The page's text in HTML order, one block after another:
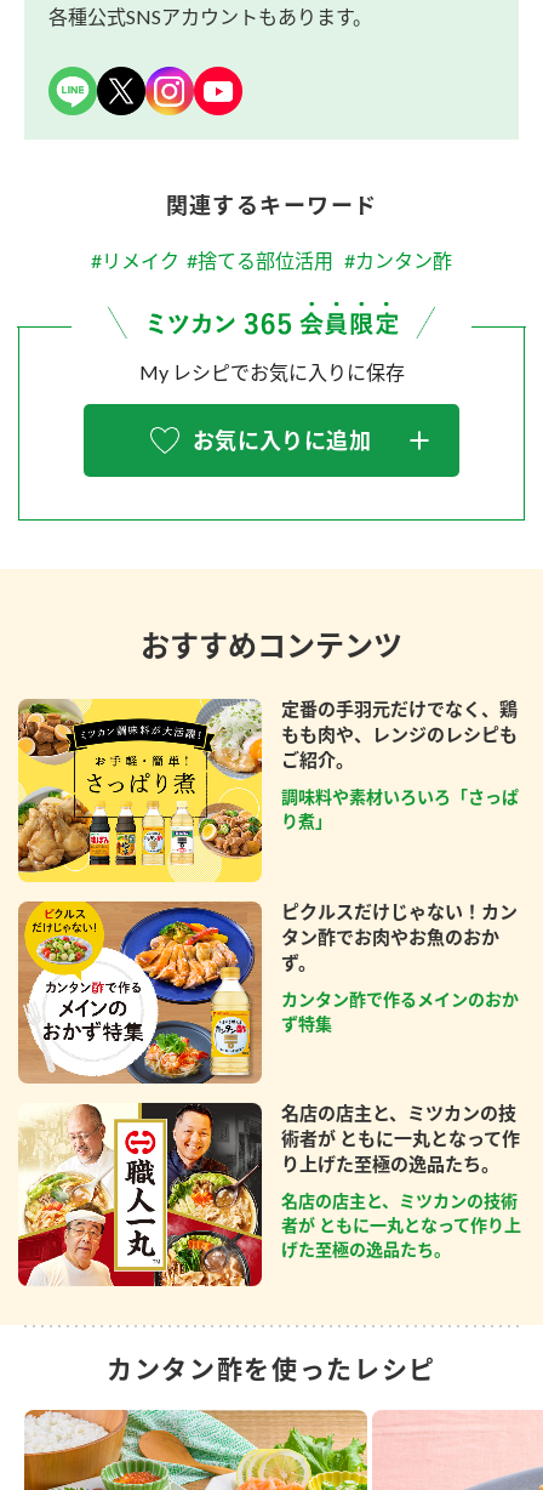
各種公式SNSアカウントもあります。
関連するキーワード
#リメイク #捨てる部位活用 #カンタン酢
My レシピでお気に入りに保存
お気に入りに追加
おすすめコンテンツ
定番の手羽元だけでなく、鶏
もも肉や、レンジのレシピも
ご紹介。
調味料や素材いろいろ「さっぱ
り煮」
ピクルスだけじゃない！カン
タン酢でお肉やお魚のおか
ず。
カンタン酢で作るメインのおか
ず特集
名店の店主と、ミツカンの技
術者が ともに一丸となって作
り上げた至極の逸品たち。
名店の店主と、ミツカンの技術
者が ともに一丸となって作り上
げた至極の逸品たち。
カンタン酢を使ったレシピ